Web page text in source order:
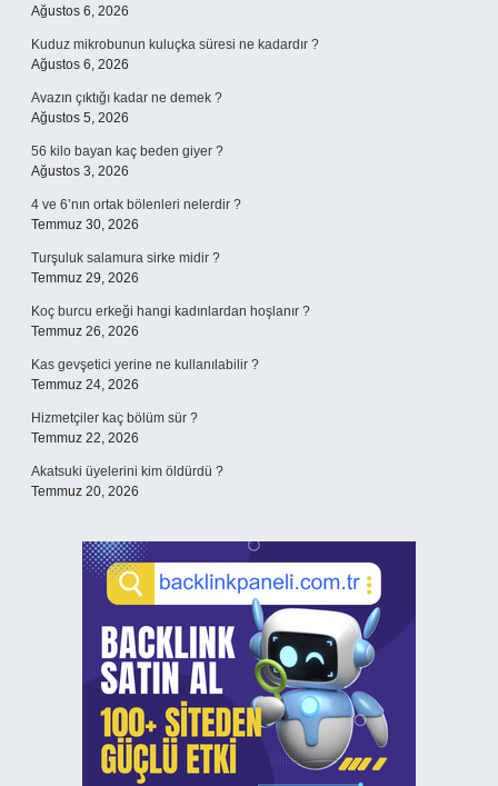
Ağustos 6, 2026
Kuduz mikrobunun kuluçka süresi ne kadardır ?
Ağustos 6, 2026
Avazın çıktığı kadar ne demek ?
Ağustos 5, 2026
56 kilo bayan kaç beden giyer ?
Ağustos 3, 2026
4 ve 6’nın ortak bölenleri nelerdir ?
Temmuz 30, 2026
Turşuluk salamura sirke midir ?
Temmuz 29, 2026
Koç burcu erkeği hangi kadınlardan hoşlanır ?
Temmuz 26, 2026
Kas gevşetici yerine ne kullanılabilir ?
Temmuz 24, 2026
Hizmetçiler kaç bölüm sür ?
Temmuz 22, 2026
Akatsuki üyelerini kim öldürdü ?
Temmuz 20, 2026